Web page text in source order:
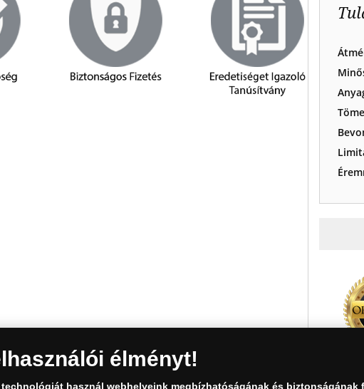
élményt!
használ webhelyeink megbízhatóságának és biztonságának